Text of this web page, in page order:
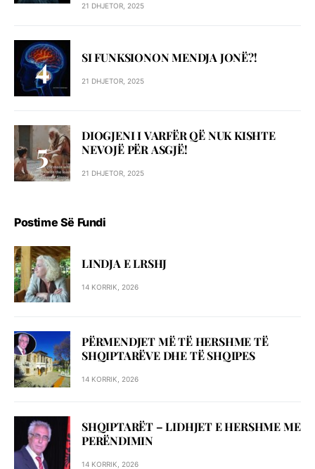
21 DHJETOR, 2025
SI FUNKSIONON MENDJA JONË?!
21 DHJETOR, 2025
DIOGJENI I VARFËR QË NUK KISHTE
NEVOJË PËR ASGJË!
21 DHJETOR, 2025
Postime Së Fundi
LINDJA E LRSHJ
14 KORRIK, 2026
PËRMENDJET MË TË HERSHME TË
SHQIPTARËVE DHE TË SHQIPES
14 KORRIK, 2026
SHQIPTARËT – LIDHJET E HERSHME ME
PERËNDIMIN
14 KORRIK, 2026